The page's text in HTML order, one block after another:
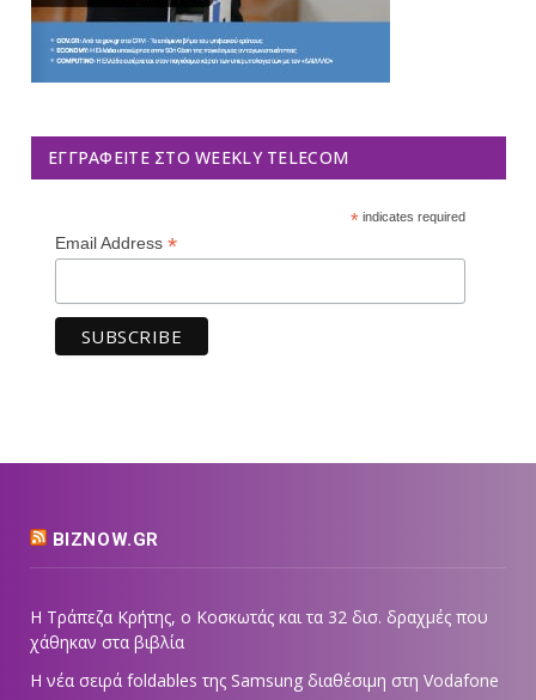
ΕΓΓΡΑΦΕΊΤΕ ΣΤΟ WEEKLY TELECOM
*indicates required
Email Address *
BIZNOW.GR
Η Τράπεζα Κρήτης, ο Κοσκωτάς και τα 32 δισ. δραχμές που
χάθηκαν στα βιβλία
Η νέα σειρά foldables της Samsung διαθέσιμη στη Vodafone